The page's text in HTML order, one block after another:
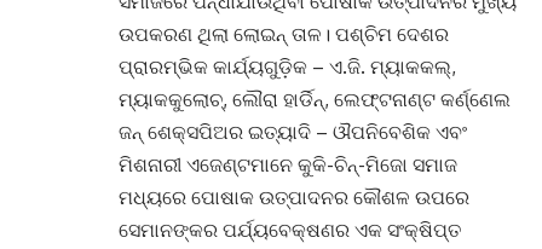
ଉପକରଣ ଥିଲା ଲୋଇନ୍ ତାଳ। ପଶ୍ଚିମ ଦେଶର
ପ୍ରାରମ୍ଭିକ କାର୍ଯ୍ୟଗୁଡ଼ିକ – ଏ.ଜି. ମ୍ୟାକକଲ୍,
ମ୍ୟାକକୁଲୋଚ୍, ଲୌରା ହାର୍ଡିନ୍, ଲେଫ୍ଟନାଣ୍ଟ କର୍ଣ୍ଣେଲ
ଜନ୍ ଶେକ୍ସପିଅର ଇତ୍ୟାଦି – ଔପନିବେଶିକ ଏବଂ
ମିଶନାରୀ ଏଜେଣ୍ଟମାନେ କୁକି-ଚିନ୍-ମିଜୋ ସମାଜ
ମଧ୍ୟରେ ପୋଷାକ ଉତ୍ପାଦନର କୌଶଳ ଉପରେ
ସେମାନଙ୍କର ପର୍ଯ୍ୟବେକ୍ଷଣର ଏକ ସଂକ୍ଷିପ୍ତ